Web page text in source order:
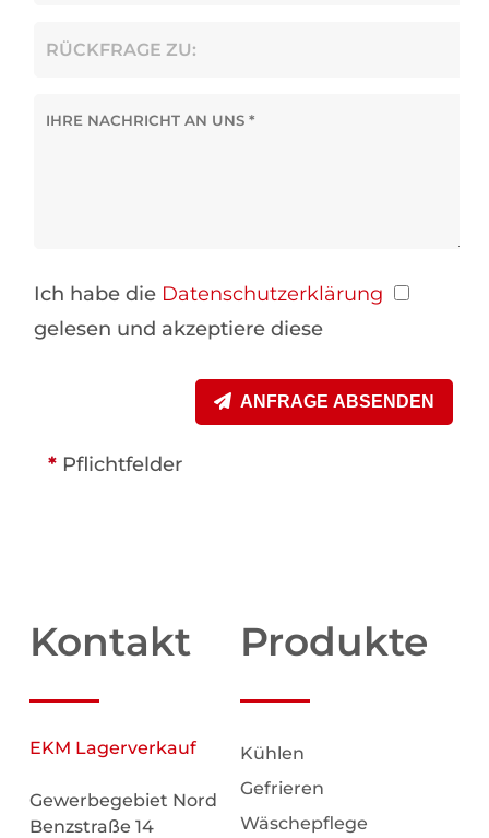
Ich habe die Datenschutzerklärung
gelesen und akzeptiere diese
ANFRAGE ABSENDEN
*Pflichtfelder
Kontakt
EKM Lagerverkauf
Gewerbegebiet Nord
Benzstraße 14
Produkte
Kühlen
Gefrieren
Wäschepflege